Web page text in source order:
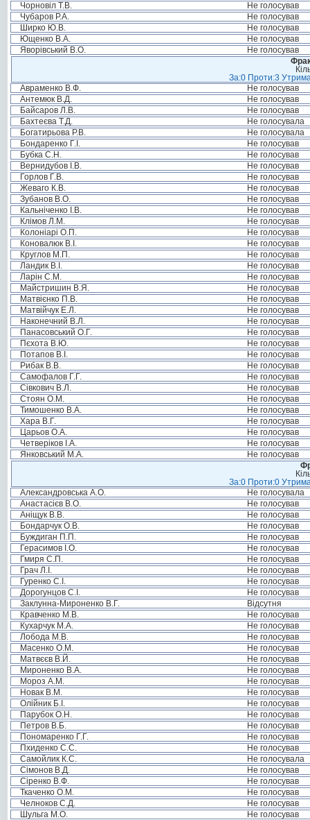
Чорновіл Т.В.
Не голосував
Чубаров Р.А.
Не голосував
Ширко Ю.В.
Не голосував
Ющенко В.А.
Не голосував
Яворівський В.О.
Не голосував
За:0 Проти:3
Авраменко В.Ф.
Не голосував
Антемюк В.Д.
Не голосував
Байсаров Л.В.
Не голосував
Бахтеєва Т.Д.
Не голосувала
Богатирьова Р.В.
Не голосувала
Бондаренко Г.І.
Не голосував
Бубка С.Н.
Не голосував
Вернидубов І.В.
Не голосував
Горлов Г.В.
Не голосував
Жеваго К.В.
Не голосував
Зубанов В.О.
Не голосував
Кальніченко І.В.
Не голосував
Клімов Л.М.
Не голосував
Колоніарі О.П.
Не голосував
Коновалюк В.І.
Не голосував
Круглов М.П.
Не голосував
Ландик В.І.
Не голосував
Ларін С.М.
Не голосував
Майстришин В.Я.
Не голосував
Матвієнко П.В.
Не голосував
Матвійчук Е.Л.
Не голосував
Наконечний В.Л.
Не голосував
Панасовський О.Г.
Не голосував
Пєхота В.Ю.
Не голосував
Потапов В.І.
Не голосував
Рибак В.В.
Не голосував
Самофалов Г.Г.
Не голосував
Сівкович В.Л.
Не голосував
Стоян О.М.
Не голосував
Тимошенко В.А.
Не голосував
Хара В.Г.
Не голосував
Царьов О.А.
Не голосував
Четверіков І.А.
Не голосував
Янковський М.А.
Не голосував
За:0 Проти:0
Александровська А.О.
Не голосувала
Анастасієв В.О.
Не голосував
Аніщук В.В.
Не голосував
Бондарчук О.В.
Не голосував
Буждиган П.П.
Не голосував
Герасимов І.О.
Не голосував
Гмиря С.П.
Не голосував
Грач Л.І.
Не голосував
Гуренко С.І.
Не голосував
Дорогунцов С.І.
Не голосував
Заклунна-Мироненко В.Г.
Відсутня
Кравченко М.В.
Не голосував
Кухарчук М.А.
Не голосував
Лобода М.В.
Не голосував
Масенко О.М.
Не голосував
Матвєєв В.Й.
Не голосував
Мироненко В.А.
Не голосував
Мороз А.М.
Не голосував
Новак В.М.
Не голосував
Олійник Б.І.
Не голосував
Парубок О.Н.
Не голосував
Петров В.Б.
Не голосував
Пономаренко Г.Г.
Не голосував
Пхиденко С.С.
Не голосував
Самойлик К.С.
Не голосувала
Сімонов В.Д.
Не голосував
Сіренко В.Ф.
Не голосував
Ткаченко О.М.
Не голосував
Челноков С.Д.
Не голосував
Шульга М.О.
Не голосував